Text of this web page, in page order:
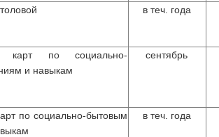
в теч. года
карт по социально-
и навыкам
сентябрь
по социально-бытовым
в теч. года